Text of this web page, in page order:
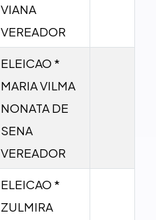
VIANA
VEREADOR
ELEICAO *
MARIA VILMA
NONATA DE
SENA
VEREADOR
ELEICAO *
ZULMIRA